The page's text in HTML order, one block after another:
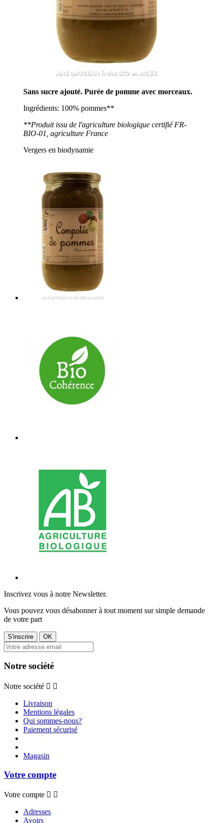
Sans sucre ajouté. Purée de pomme avec morceaux.
Ingrédients: 100% pommes**
**Produit issu de l'agriculture biologique certifié FR-
BIO-01, agriculture France
Vergers en biodynamie
Inscrivez vous à notre Newsletter.
Vous pouvez vous désabonner à tout moment sur simple demande
de votre part
Notre société
Notre société  
Livraison
Mentions légales
Qui sommes-nous?
Paiement sécurisé
Magasin
Votre compte
Votre compte  
Adresses
Avoirs